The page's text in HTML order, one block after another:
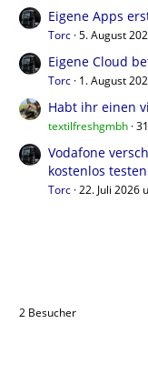
Eigene Apps
Torc 5. August
Eigene Cloud
Torc 1. August
Habt ihr einen
textilfreshgmbh
Vodafone
kostenlos testen
Torc 22. Juli 2026
2 Besucher